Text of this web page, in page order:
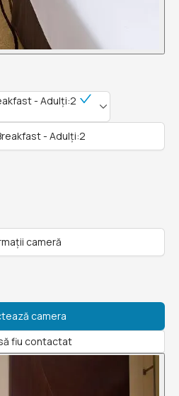
- Adulți:2
- Adulți:2
cameră
camera
fiu contactat